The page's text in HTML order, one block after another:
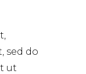
sed do
ut